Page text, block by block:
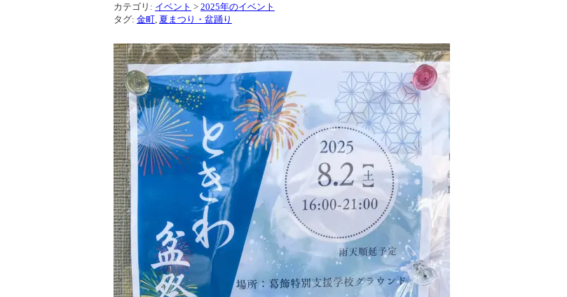
カテゴリ: イベント > 2025年のイベント
タグ: 金町 夏まつり・盆踊り